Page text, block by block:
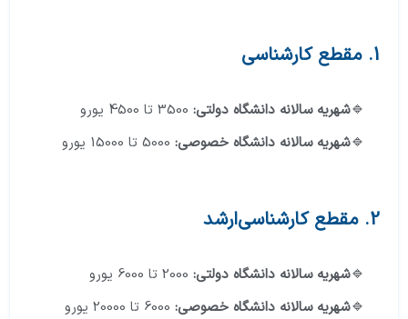
1. مقطع کارشناسی
شهریه سالانه دانشگاه دولتی:
شهریه سالانه دانشگاه خصوصی:
2. مقطع کارشناسی‌ارشد
شهریه سالانه دانشگاه دولتی:
شهریه سالانه دانشگاه خصوصی: